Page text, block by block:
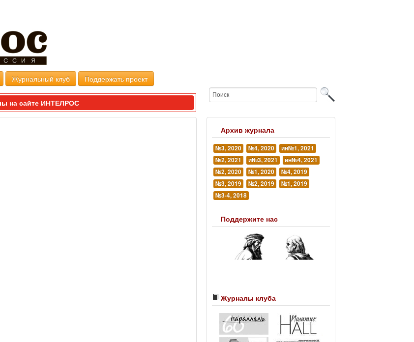
Журнальный клуб Поддержать проект
на сайте ИНТЕЛРОС
Архив журнала
№3, 2020 №4, 2020
ин№1, 2021
№2, 2021
и№3, 2021
ин№4, 2021
№2, 2020
№1, 2020
№4, 2019
№3, 2019
№2, 2019
№1, 2019
№3-4, 2018
Поддержите нас
Журналы клуба